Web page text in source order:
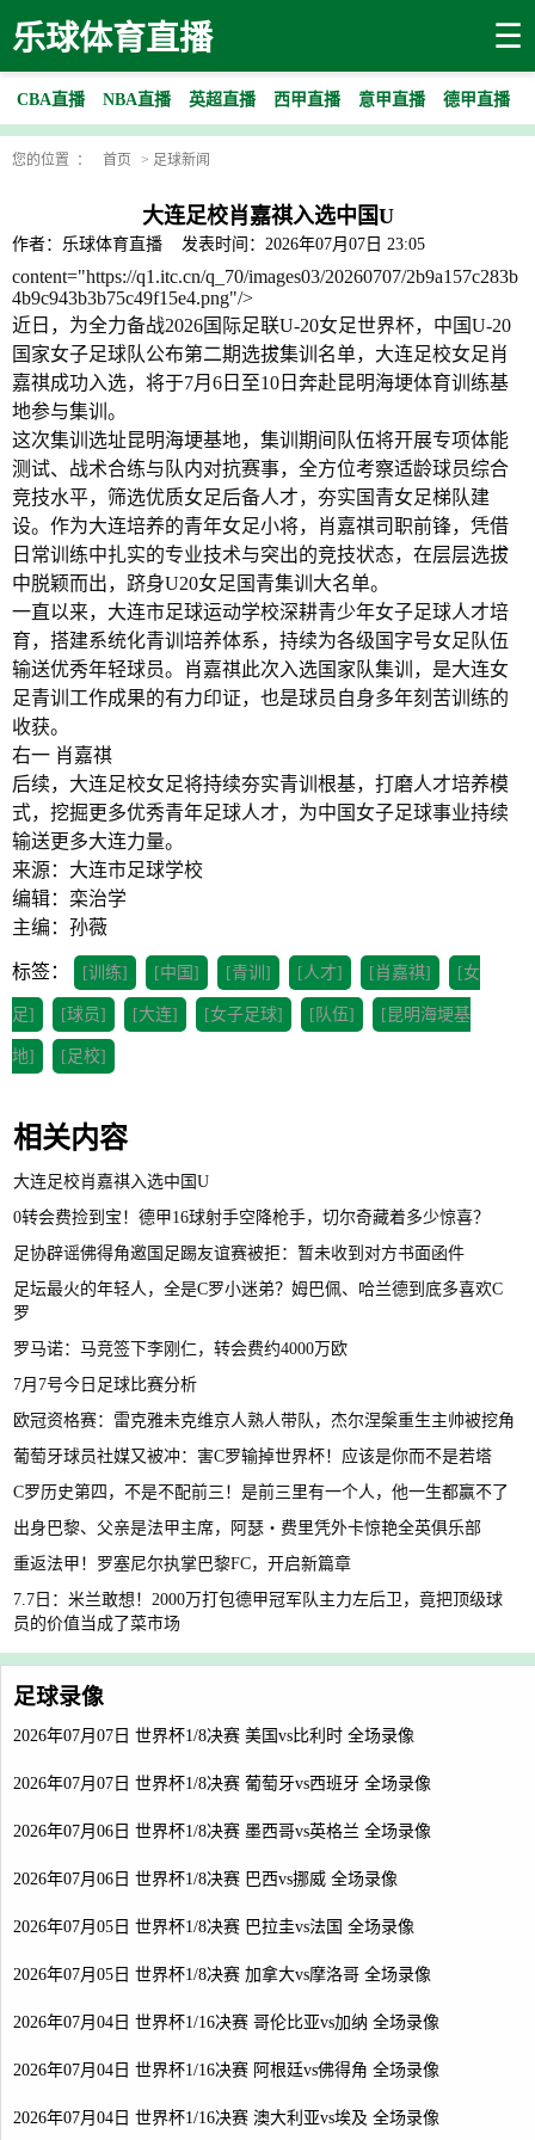
乐球体育直播 ☰
CBA直播 NBA直播 英超直播 西甲直播 意甲直播 德甲直播
您的位置 ： 首页 > 足球新闻
大连足校肖嘉祺入选中国U
作者：乐球体育直播 发表时间：2026年07月07日 23:05
content="https://q1.itc.cn/q_70/images03/20260707/2b9a157c283b
4b9c943b3b75c49f15e4.png"/>
近日，为全力备战2026国际足联U-20女足世界杯，中国U-20
国家女子足球队公布第二期选拔集训名单，大连足校女足肖
嘉祺成功入选，将于7月6日至10日奔赴昆明海埂体育训练基
地参与集训。
这次集训选址昆明海埂基地，集训期间队伍将开展专项体能
测试、战术合练与队内对抗赛事，全方位考察适龄球员综合
竞技水平，筛选优质女足后备人才，夯实国青女足梯队建
设。作为大连培养的青年女足小将，肖嘉祺司职前锋，凭借
日常训练中扎实的专业技术与突出的竞技状态，在层层选拔
中脱颖而出，跻身U20女足国青集训大名单。
一直以来，大连市足球运动学校深耕青少年女子足球人才培
育，搭建系统化青训培养体系，持续为各级国字号女足队伍
输送优秀年轻球员。肖嘉祺此次入选国家队集训，是大连女
足青训工作成果的有力印证，也是球员自身多年刻苦训练的
收获。
右一 肖嘉祺
后续，大连足校女足将持续夯实青训根基，打磨人才培养模
式，挖掘更多优秀青年足球人才，为中国女子足球事业持续
输送更多大连力量。
来源：大连市足球学校
编辑：栾治学
主编：孙薇
标签： [训练] [中国] [青训] [人才] [肖嘉祺] [女
足] [球员] [大连] [女子足球] [队伍] [昆明海埂基
地] [足校]
相关内容
大连足校肖嘉祺入选中国U
0转会费捡到宝！德甲16球射手空降枪手，切尔奇藏着多少惊喜？
足协辟谣佛得角邀国足踢友谊赛被拒：暂未收到对方书面函件
足坛最火的年轻人，全是C罗小迷弟？姆巴佩、哈兰德到底多喜欢C
罗
罗马诺：马竞签下李刚仁，转会费约4000万欧
7月7号今日足球比赛分析
欧冠资格赛：雷克雅未克维京人熟人带队，杰尔涅槃重生主帅被挖角
葡萄牙球员社媒又被冲：害C罗输掉世界杯！应该是你而不是若塔
C罗历史第四，不是不配前三！是前三里有一个人，他一生都赢不了
出身巴黎、父亲是法甲主席，阿瑟・费里凭外卡惊艳全英俱乐部
重返法甲！罗塞尼尔执掌巴黎FC，开启新篇章
7.7日：米兰敢想！2000万打包德甲冠军队主力左后卫，竟把顶级球
员的价值当成了菜市场
足球录像
2026年07月07日 世界杯1/8决赛 美国vs比利时 全场录像
2026年07月07日 世界杯1/8决赛 葡萄牙vs西班牙 全场录像
2026年07月06日 世界杯1/8决赛 墨西哥vs英格兰 全场录像
2026年07月06日 世界杯1/8决赛 巴西vs挪威 全场录像
2026年07月05日 世界杯1/8决赛 巴拉圭vs法国 全场录像
2026年07月05日 世界杯1/8决赛 加拿大vs摩洛哥 全场录像
2026年07月04日 世界杯1/16决赛 哥伦比亚vs加纳 全场录像
2026年07月04日 世界杯1/16决赛 阿根廷vs佛得角 全场录像
2026年07月04日 世界杯1/16决赛 澳大利亚vs埃及 全场录像